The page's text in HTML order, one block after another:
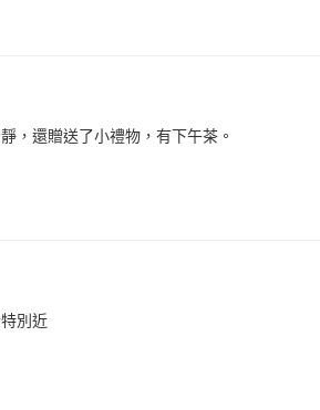
，還贈送了小禮物，有下午茶。
別近